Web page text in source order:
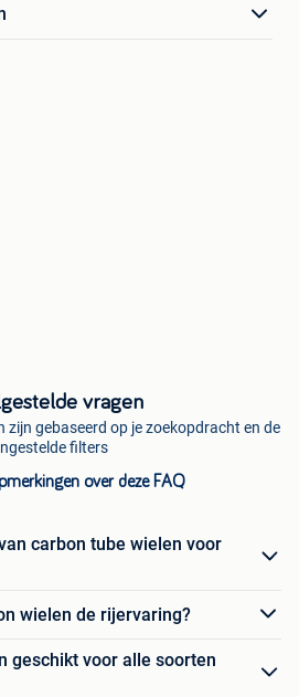
vragen
zijn gebaseerd op je zoekopdracht en de
filters
over deze FAQ
carbon tube wielen voor
wielen de rijervaring?
geschikt voor alle soorten